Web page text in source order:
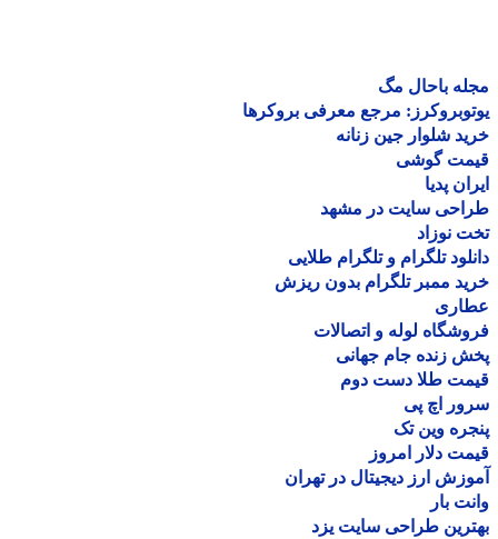
باحال مگ
مرجع معرفی بروکرها
شلوار جین زنانه
گوشی
پدیا
سایت در مشهد
نوزاد
تلگرام و تلگرام طلایی
ممبر تلگرام بدون ریزش
لوله و اتصالات
زنده جام جهانی
طلا دست دوم
اچ پی
وین تک
دلار امروز
ارز دیجیتال در تهران
بار
طراحی سایت یزد